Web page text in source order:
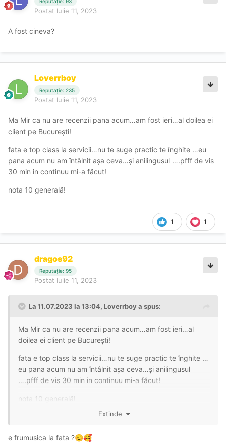
Postat Iulie 11, 2023
A fost cineva?
Loverrboy
Reputație: 235
Postat Iulie 11, 2023
Ma Mir ca nu are recenzii pana acum…am fost ieri…al doilea ei
client pe București!
fata e top class la servicii…nu te suge practic te înghite …eu
pana acum nu am întâlnit așa ceva…și anilingusul ….pfff de vis
30 min in continuu mi-a făcut!
nota 10 generală!
1 1
dragos92
Reputație: 95
Postat Iulie 11, 2023
La 11.07.2023 la 13:04, Loverrboya spus:
Ma Mir ca nu are recenzii pana acum…am fost ieri…al
doilea ei client pe București!
fata e top class la servicii…nu te suge practic te înghite …
eu pana acum nu am întâlnit așa ceva…și anilingusul
….pfff de vis 30 min in continuu mi-a făcut!
nota 10 generală!
Extinde
e frumusica la fata ?😊🥰